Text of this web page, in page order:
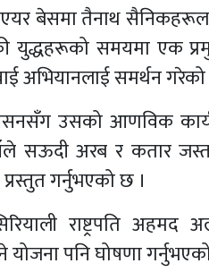
बेसमा तैनाथ
युद्धहरूको समयमा एक
अभियानलाई समर्थन गरेको
उसको आणविक
सऊदी अरब र कतार जस्ता
गर्नुभएको छ ।
राष्ट्रपति अहमद
योजना पनि घोषणा